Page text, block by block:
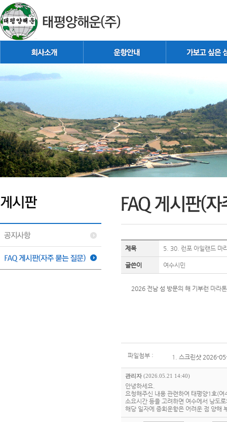
제목 5. 30. 런포 아일랜드 마
글쓴이 여수시민
2026 전남 섬 방문의 해 기부런 마라
파일첨부 : 1. 스크린샷 2026-
관리자 (2026.05.21 14:40)
안녕하세요.
요청해주신 내용 관련하여 태평양1호(
소요시간 등을 고려하면 여수에서 낭도
해당 일자에 증회운항은 어려운 점 양해